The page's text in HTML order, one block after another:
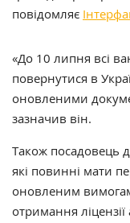
повідомляє
«До 10 липня всі
повернутися в
оновленими
зазначив він.
Також посадовець
які повинні мати
оновленим
отримання